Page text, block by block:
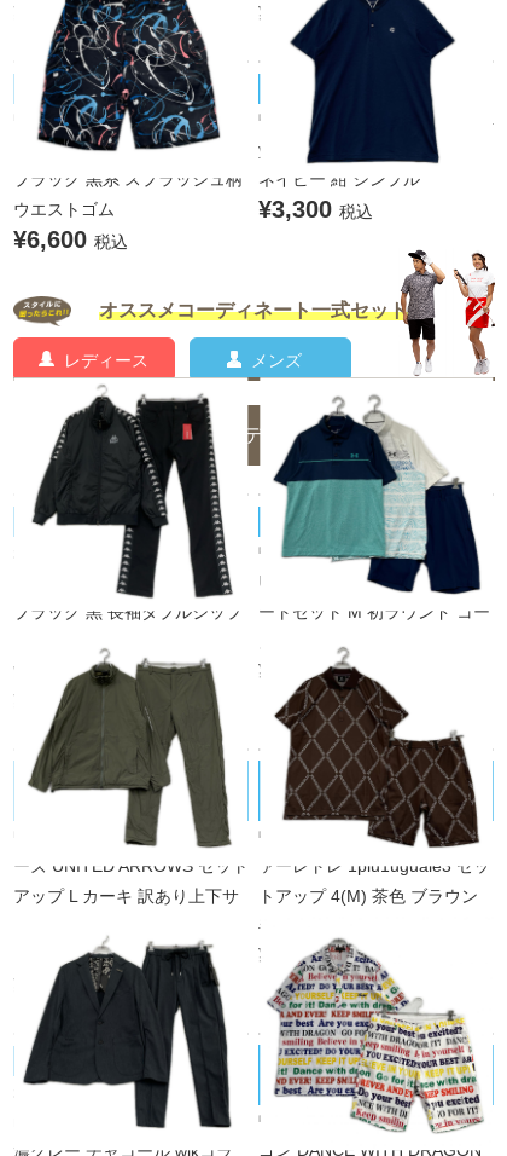
¥1,980 税込 ¥1,980 税込
BEAMS GOLF/ビームスゴルフ
中古 メンズ ビームスゴルフ B
EAMSGOLF ハーフパンツ S
ブラック 黒系 スプラッシュ柄
ウエストゴム
¥6,600 税込
TaylorMade/テーラーメイド
中古 メンズ テーラーメイド Ta
ylor Made 半袖ポロシャツ S
ネイビー 紺 シンプル
¥3,300 税込
オススメコーディネート一式セット
レディース メンズ
メンズのコーディネート一覧
Kappa/カッパ
未使用品 メンズ カッパゴルフ
KAPPA GOLF セットアップ M
ブラック 黒 長袖ダブルジップ
WAY
¥11,000
UNDER ARMOUR/アンダーアーマー
中古 メンズ アンダーアーマー
UNDER ARMOUR コーディネ
ートセット M 初ラウンド コー
¥7,700 税込
UNITED ARROWS/ユナイテッドアロ
中古 メンズ ユナイテッドアロ
ーズ UNITED ARROWS セット
アップ L カーキ 訳あり上下サ
ヨコストレッチ 撥水 透湿
¥17,600 税込
1PIU1UGUALE3/ウノピｭウノウグァ
ーレトレ
中古 メンズ ウノピュウノウグ
ァーレトレ 1piu1uguale3 セッ
トアップ 4(M) 茶色 ブラウン
半袖ポロシャツ×ハーフパンツ
¥28,600 税込
muta MARINE/ムータマリン
未使用品 メンズ ムータマリン
muta MARINE セットアップ S
濃グレー チャコール wjkコラ
DANCE WITH DRAGON/ダンスウィ
ズドラゴン
中古 メンズ ダンスウィズドラ
ゴン DANCE WITH DRAGON